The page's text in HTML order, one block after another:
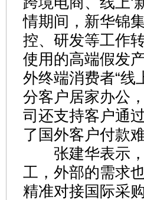
情期间，新华锦
控、研发等工作
使用的高端假发
外终端消费者“线
分客户居家办公
司还支持客户通
了国外客户付款
张建华表示，
工，外部的需求
精准对接国际采